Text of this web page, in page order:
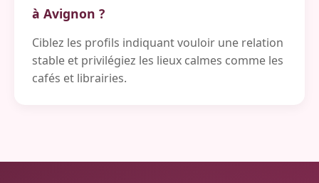
à Avignon ?
Ciblez les profils indiquant vouloir une relation
stable et privilégiez les lieux calmes comme les
cafés et librairies.